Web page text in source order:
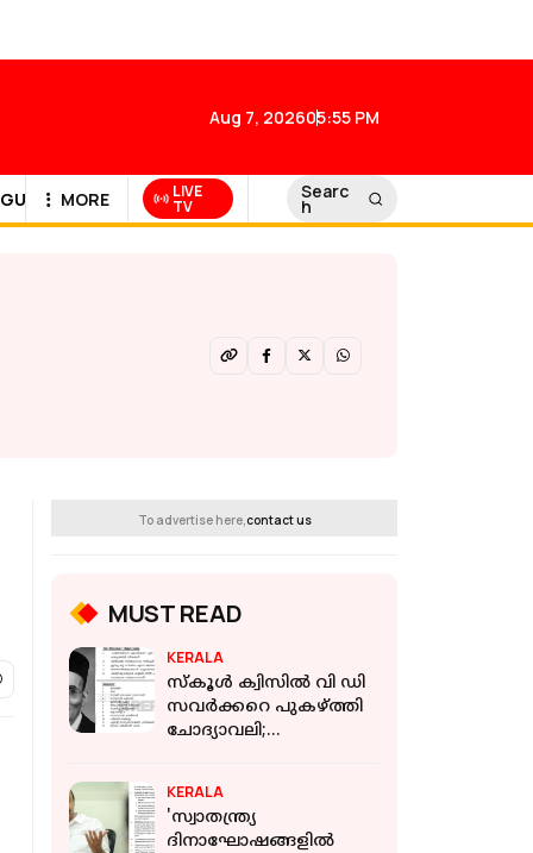
Aug 7, 202605:55 PM
GULF NEWS
MORE LIVE
TV
Searc
h
To advertise here,contact us
MUST READ
KERALA
സ്‌കൂള്‍ ക്വിസില്‍ വി ഡി
സവര്‍ക്കറെ പുകഴ്ത്തി
ചോദ്യാവലി;
നല്‍കിയ ചോദ്യം
KERALA
'സ്വാതന്ത്ര്യ
ദിനാഘോഷങ്ങളിൽ